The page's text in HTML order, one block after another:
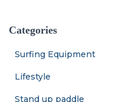
Categories
Surfing Equipment
Lifestyle
Stand up paddle